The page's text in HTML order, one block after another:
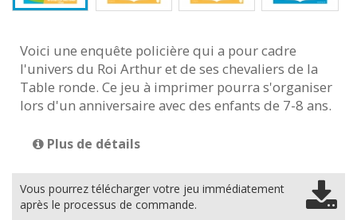
Voici une enquête policière qui a pour cadre
l'univers du Roi Arthur et de ses chevaliers de la
Table ronde. Ce jeu à imprimer pourra s'organiser
lors d'un anniversaire avec des enfants de 7-8 ans.
Plus de détails
Vous pourrez télécharger votre jeu immédiatement
après le processus de commande.